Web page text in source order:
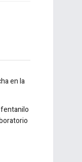
en la